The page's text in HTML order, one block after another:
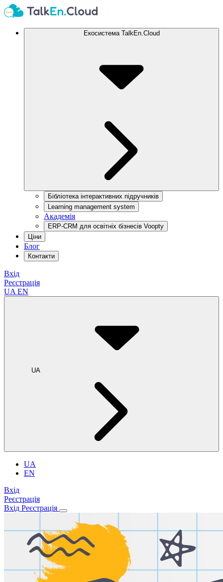
Екосистема TalkEn.Cloud
Бібліотека інтерактивних підручників
Learning management system
Академія
ERP-CRM для освітніх бізнесів Voopty
Ціни
Блог
Контакти
Вхід
Реєстрація
UA EN
UA
UA
EN
Вхід
Реєстрація
Вхід Реєстрація